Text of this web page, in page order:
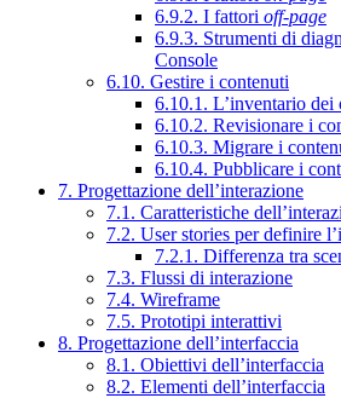
6.9.2. I fattori off-page
6.9.3. Strumenti di
Console
6.10. Gestire i contenuti
6.10.1. L’inventario dei
6.10.2. Revisionare i
6.10.3. Migrare i
6.10.4. Pubblicare i
7. Progettazione dell’interazione
7.1. Caratteristiche
7.2. User stories per definire
7.2.1. Differenza tra
7.3. Flussi di interazione
7.4. Wireframe
7.5. Prototipi interattivi
8. Progettazione dell’interfaccia
8.1. Obiettivi dell’interfaccia
8.2. Elementi dell’interfaccia